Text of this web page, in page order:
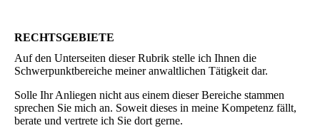
RECHTSGEBIETE
Auf den Unterseiten dieser Rubrik stelle ich Ihnen die
Schwerpunktbereiche meiner anwaltlichen Tätigkeit dar.
Solle Ihr Anliegen nicht aus einem dieser Bereiche stammen
sprechen Sie mich an. Soweit dieses in meine Kompetenz fällt,
berate und vertrete ich Sie dort gerne.